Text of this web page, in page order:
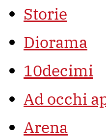
Storie
Diorama
10decimi
Ad occhi
Arena